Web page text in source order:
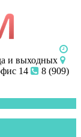
и выходных
14
8 (909)